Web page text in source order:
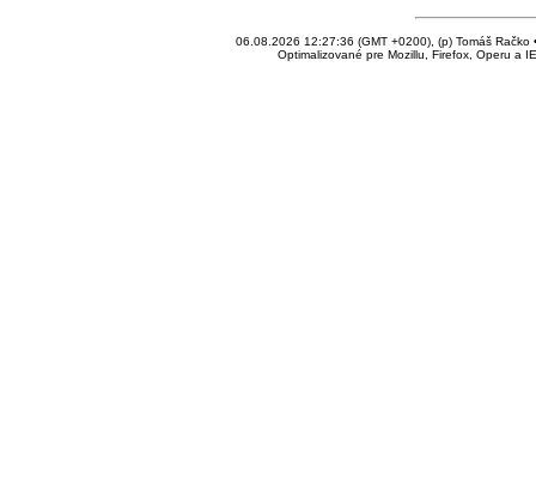
06.08.2026 12:27:36 (GMT +0200), (p) Tomáš Račko
Optimalizované pre Mozillu, Firefox, Operu a